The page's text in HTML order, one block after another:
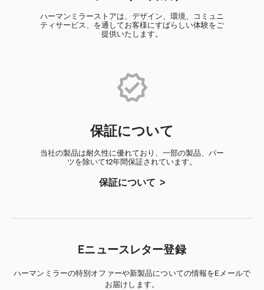
ハーマンミラーストアは、デザイン、環境、コミュニ
ティサービス、を通してお客様にすばらしい体験をご
提供いたします。
保証について
当社の製品は耐久性に優れており、一部の製品、パー
ツを除いて12年間保証されています。
保証について
Eニュースレター登録
ハーマンミラーの特別オファーや新製品についての情報をEメールで
お届けします。